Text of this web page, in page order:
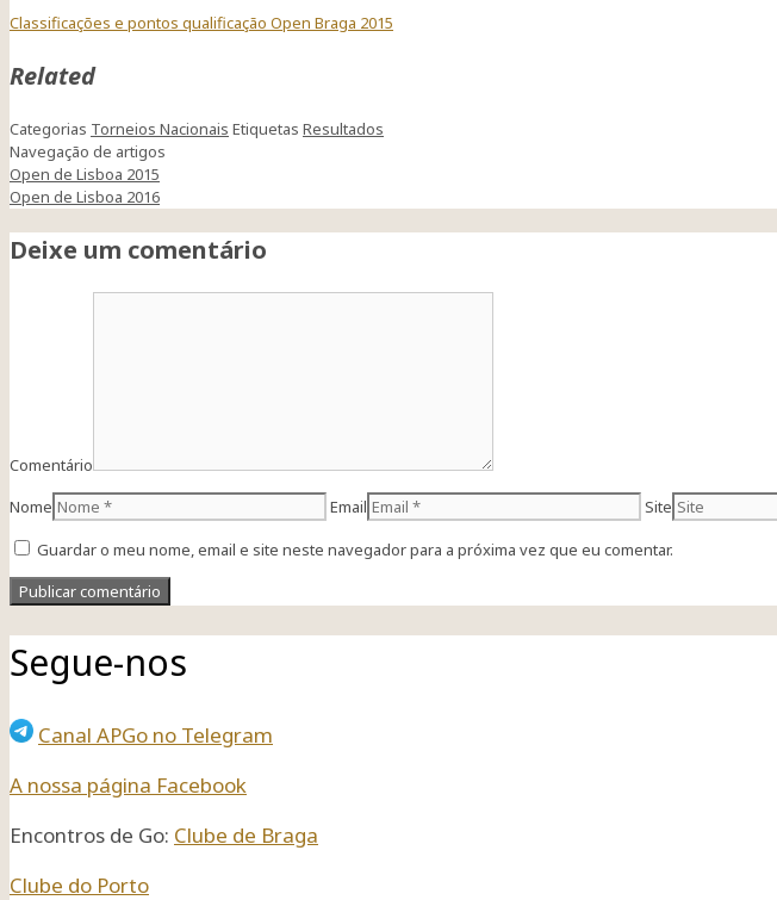
Classificações e pontos qualificação Open Braga 2015
Related
Categorias Torneios Nacionais Etiquetas Resultados
Navegação de artigos
Open de Lisboa 2015
Open de Lisboa 2016
Deixe um comentário
Comentário
Nome
Email
Site
Guardar o meu nome, email e site neste navegador para a próxima vez que eu comentar.
Segue-nos
Canal APGo no Telegram
A nossa página Facebook
Encontros de Go: Clube de Braga
Clube do Porto